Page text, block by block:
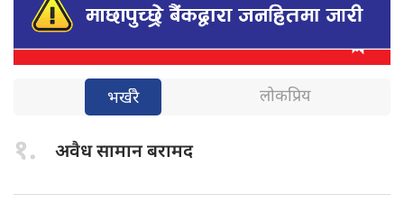
भर्खरै लोकप्रिय
१. अवैध सामानबरामद